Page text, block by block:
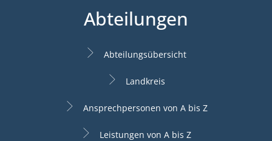
Abteilungen
Abteilungsübersicht
Landkreis
Ansprechpersonen von A bis Z
Leistungen von A bis Z